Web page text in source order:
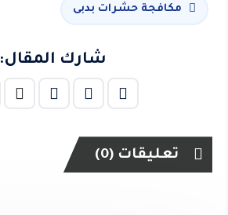
مكافجة حشرات بدبى
شارك المقال:
تعليقات (0)